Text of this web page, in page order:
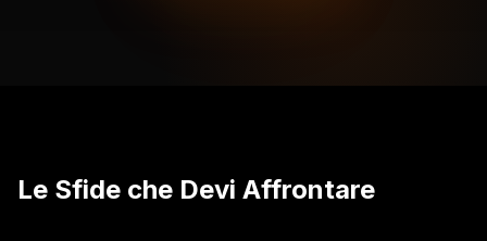
Le Sfide che Devi Affrontare